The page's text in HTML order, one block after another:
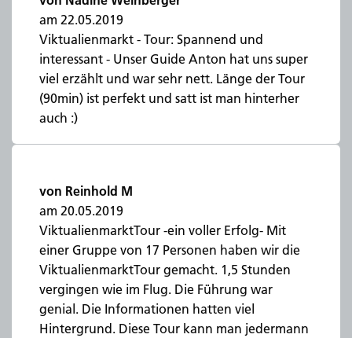
am 22.05.2019
Viktualienmarkt - Tour: Spannend und
interessant - Unser Guide Anton hat uns super
viel erzählt und war sehr nett. Länge der Tour
(90min) ist perfekt und satt ist man hinterher
auch :)
von Reinhold M
am 20.05.2019
ViktualienmarktTour -ein voller Erfolg- Mit
einer Gruppe von 17 Personen haben wir die
ViktualienmarktTour gemacht. 1,5 Stunden
vergingen wie im Flug. Die Führung war
genial. Die Informationen hatten viel
Hintergrund. Diese Tour kann man jedermann